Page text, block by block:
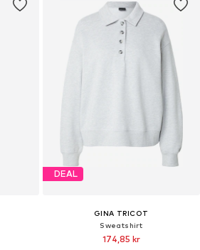
DEAL
GINA TRICOT
Sweatshirt
174,85 kr